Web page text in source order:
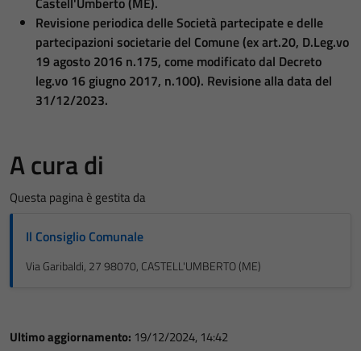
Revisione periodica delle Società partecipate e delle
partecipazioni societarie del Comune (ex art.20, D.Leg.vo
19 agosto 2016 n.175, come modificato dal Decreto
leg.vo 16 giugno 2017, n.100). Revisione alla data del
31/12/2023.
A cura di
Questa pagina è gestita da
Il Consiglio Comunale
Via Garibaldi, 27 98070, CASTELL'UMBERTO (ME)
Ultimo aggiornamento: 19/12/2024, 14:42